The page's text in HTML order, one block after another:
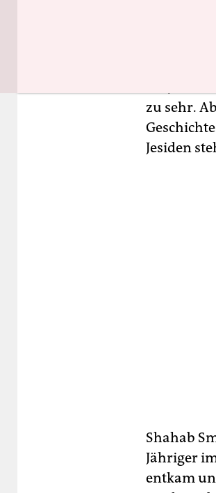
„Ich bin
mit
zu sehr.
Jesiden
Shahab
Jähriger
entkam